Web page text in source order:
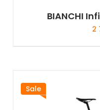
BIANCHI
2
Sale